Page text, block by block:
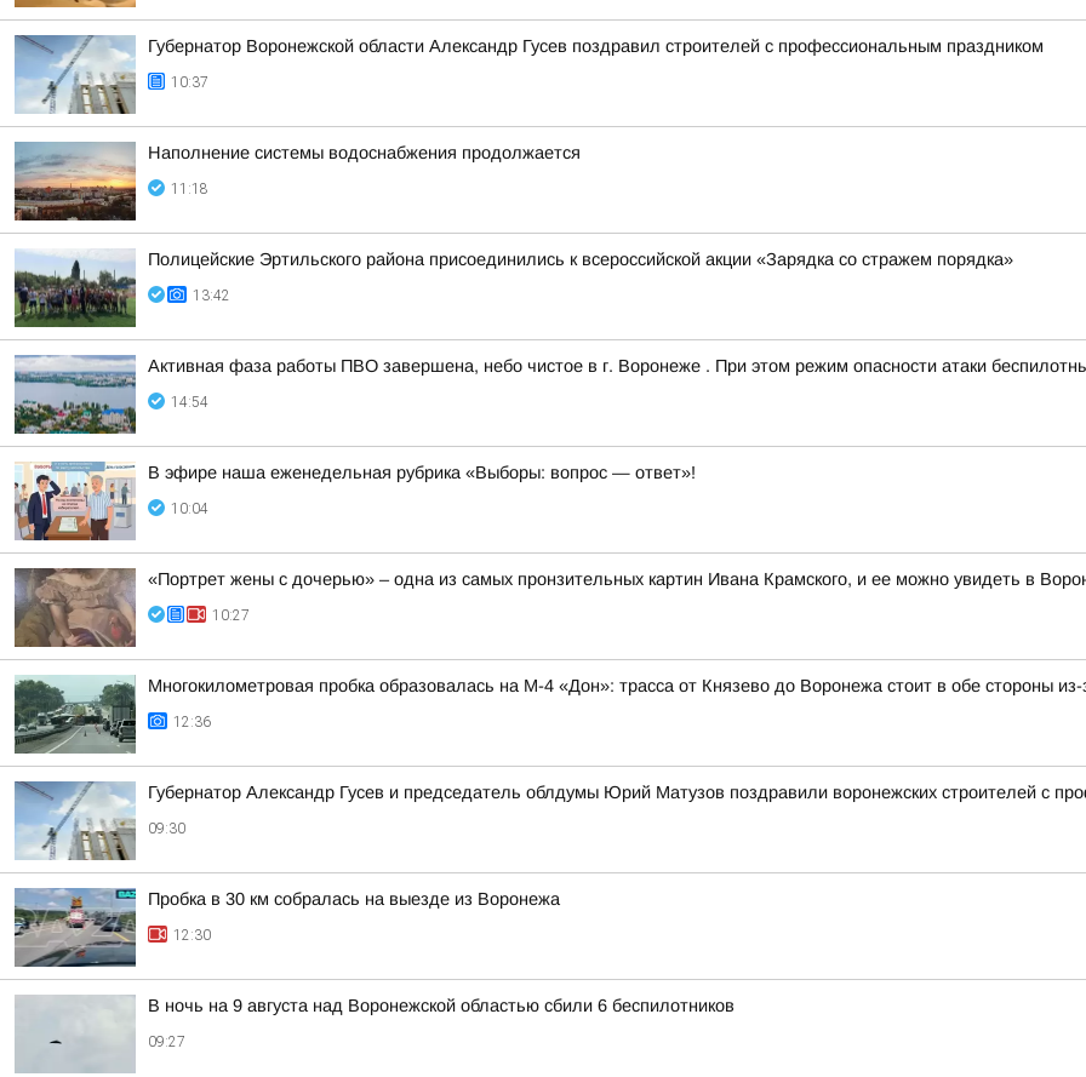
Губернатор Воронежской области Александр Гусев поздравил строителей с профессиональным праздником
10:37
Наполнение системы водоснабжения продолжается
11:18
Полицейские Эртильского района присоединились к всероссийской акции «Зарядка со стражем порядка»
13:42
Активная фаза работы ПВО завершена, небо чистое в г. Воронеже . При этом режим опасности атаки
14:54
В эфире наша еженедельная рубрика «Выборы: вопрос — ответ»!
10:04
«Портрет жены с дочерью» – одна из самых пронзительных картин Ивана Крамского, и ее можно увидеть в
10:27
Многокилометровая пробка образовалась на М-4 «Дон»: трасса от Князево до Воронежа стоит в обе стороны
12:36
Губернатор Александр Гусев и председатель облдумы Юрий Матузов поздравили воронежских строителей с
09:30
Пробка в 30 км собралась на выезде из Воронежа
12:30
В ночь на 9 августа над Воронежской областью сбили 6 беспилотников
09:27